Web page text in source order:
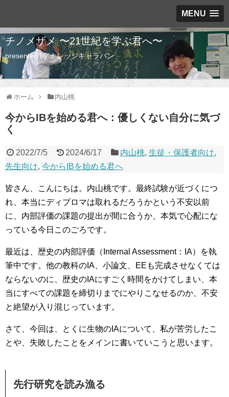
MENU
チノメザメ 〜21世紀を学ぶ君へ〜
presented by ナレッジキャラバン
ホーム 内山桃
今からIBを始める君へ：優しくない自分に気づ
く
2022/7/5 2024/6/17 内山桃,生徒・保護者向け,
先生向け, 今からIBを始める君へ
皆さん、こんにちは。内山桃です。最終試験が近づくにつ
れ、本当にディプロマは取れるだろうかという不安以前
に、内部評価の課題の提出が間に合うか、本気で心配にな
っている今日このごろです。
最近は、歴史の内部評価（Internal Assessment：IA）を執
筆中です。他の教科のIA、小論文、EEも完成させなくては
ならないのに、歴史のIAにすごく時間をかけてしまい、本
当にすべての課題を締切りまでにやりこなせるのか、不安
と絶望が入り混じっています。
さて、今回は、とくに生物のIAについて、私が苦労したこ
とや、失敗したことをメインに書いていこうと思います。
先行研究を読み漁る